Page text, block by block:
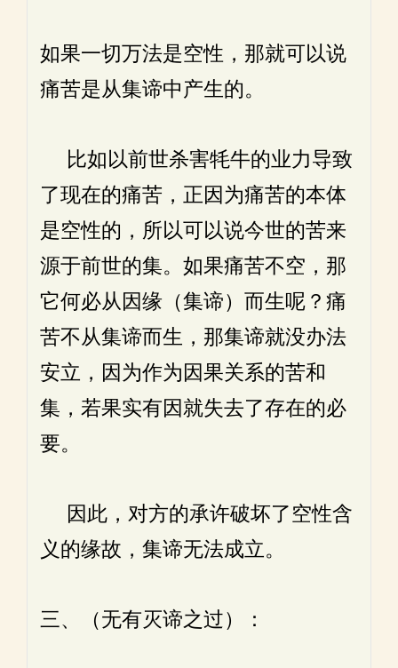
如果一切万法是空性，那就可以说
痛苦是从集谛中产生的。
比如以前世杀害牦牛的业力导致
了现在的痛苦，正因为痛苦的本体
是空性的，所以可以说今世的苦来
源于前世的集。如果痛苦不空，那
它何必从因缘（集谛）而生呢？痛
苦不从集谛而生，那集谛就没办法
安立，因为作为因果关系的苦和
集，若果实有因就失去了存在的必
要。
因此，对方的承许破坏了空性含
义的缘故，集谛无法成立。
三、（无有灭谛之过）：